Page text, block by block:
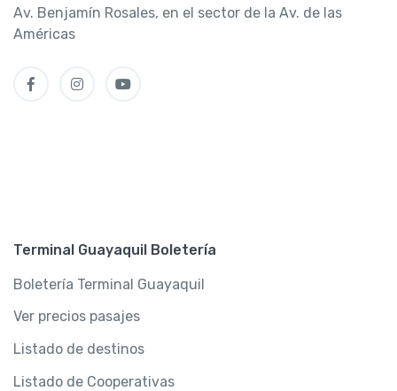
Av. Benjamín Rosales, en el sector de la Av. de las
Américas
Terminal Guayaquil Boletería
Boletería Terminal Guayaquil
Ver precios pasajes
Listado de destinos
Listado de Cooperativas